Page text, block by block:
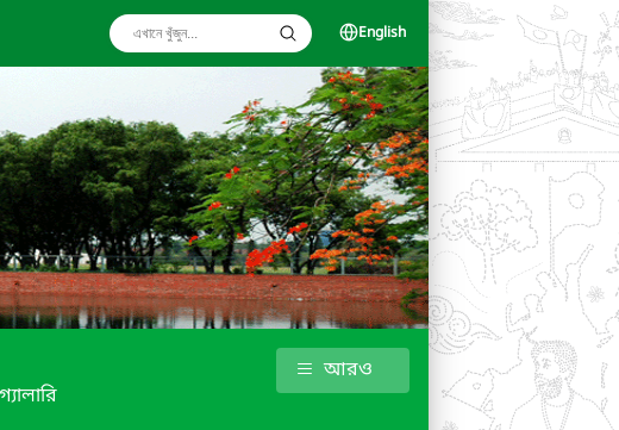
English
গ্যালারি
আরও